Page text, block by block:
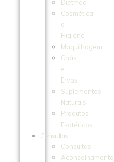
Dietmed
Cosmética
e
Higiene
Maquilhagem
Chás
e
Ervas
Suplementos
Naturais
Produtos
Esotéricos
Consultas
Consultas
Aconselhamento